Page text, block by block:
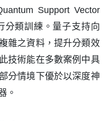
Support Vector
分類訓練。量子支持向
雜之資料，提升分類效
技術能在多數案例中具
分情境下優於以深度神
。